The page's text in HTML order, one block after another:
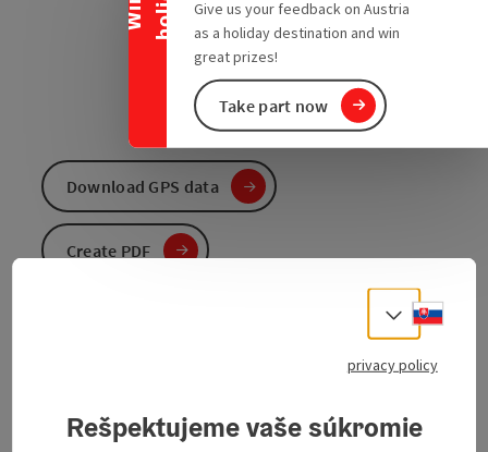
Give us your feedback on Austria
as a holiday destination and win
great prizes!
Take part now
Download GPS data
Create PDF
Select
privacy policy
Rešpektujeme vaše súkromie